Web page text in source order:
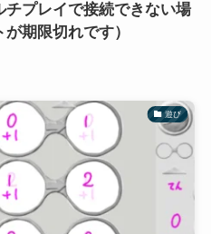
プレイで接続できない場
期限切れです）
遊び